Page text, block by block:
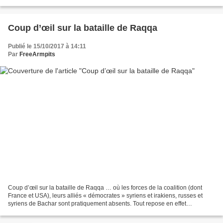
Coup d’œil sur la bataille de Raqqa
Publié le 15/10/2017 à 14:11
Par FreeArmpits
Coup d’œil sur la bataille de Raqqa … où les forces de la coalition (dont
France et USA), leurs alliés « démocrates » syriens et irakiens, russes et
syriens de Bachar sont pratiquement absents. Tout repose en effet